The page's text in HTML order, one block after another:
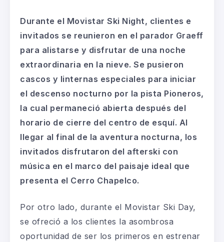
Durante el Movistar Ski Night, clientes e
invitados se reunieron en el parador Graeff
para alistarse y disfrutar de una noche
extraordinaria en la nieve. Se pusieron
cascos y linternas especiales para iniciar
el descenso nocturno por la pista Pioneros,
la cual permaneció abierta después del
horario de cierre del centro de esquí. Al
llegar al final de la aventura nocturna, los
invitados disfrutaron del afterski con
música en el marco del paisaje ideal que
presenta el Cerro Chapelco.
Por otro lado, durante el Movistar Ski Day,
se ofreció a los clientes la asombrosa
oportunidad de ser los primeros en estrenar